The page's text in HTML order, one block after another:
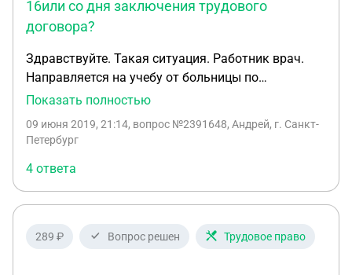
16или со дня заключения трудового
договора?
Здравствуйте. Такая ситуация. Работник врач.
Направляется на учебу от больницы по
трехстороннему договору - Мед универ -
учебы 11 месяцев . В трехстороннем договоре нет
отработки. Дата заключения этого договора
14.06.16 Сумма 180тысяч рублей.. А вот в
трудовом договоре есть пункт в котором сказано,
что работник должен отработать минимум 3 года
в организации или возместить работодателю
Показать полностью
09 июня 2019, 21:14, вопрос №2391648, Андрей, г. Санкт-
Петербург
4 ответа
289 ₽ Вопрос решен Трудовое право